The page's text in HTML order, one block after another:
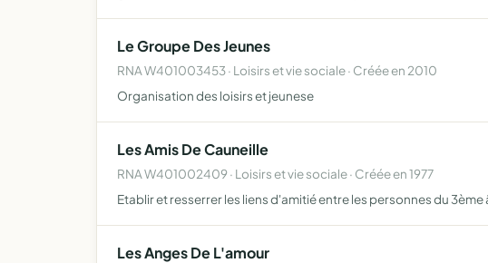
Le Groupe Des Jeunes
RNA W401003453 · Loisirs et vie sociale · Créée en 2010
Organisation des loisirs et jeunese
Les Amis De Cauneille
RNA W401002409 · Loisirs et vie sociale · Créée en 1977
Etablir et resserrer les liens d'amitié entre les personnes du
Les Anges De L'amour